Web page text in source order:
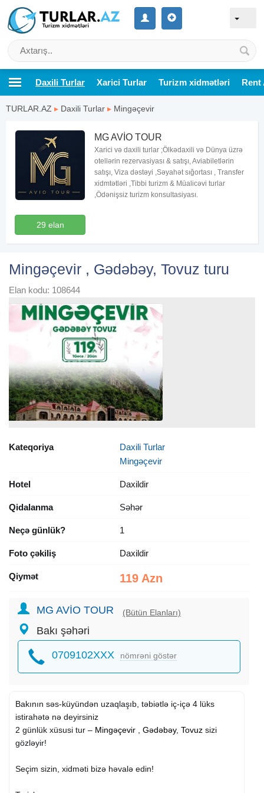
Daxili Turlar Xarici Turlar Turizm xidmətləri Rent
TURLAR.AZ ▸ Daxili Turlar ▸ Mingəçevir
29 elan
MG AVİO TOUR
Xarici və daxili turlar ;Ölkədaxili və Dünya üzrə
otellərin rezervasiyası & satışı, Aviabiletlərin
satışı, Viza dəstəyi ,Səyahət sığortası , Transfer
xidmtətləri ,Tibbi turizm & Müalicəvi turlar
,Ödənişsiz turizm konsultasiyası.
Mingəçevir , Gədəbəy, Tovuz turu
Elan kodu: 108644
Kateqoriya
Daxili Turlar
Mingəçevir
Hotel Daxildir
Qidalanma Səhər
Neçə günlük? 1
Foto çəkiliş Daxildir
Qiymət 119 Azn
MG AVİO TOUR (Bütün Elanları)
Bakı şəhəri
0709102XXX nömrəni göstər
Bakının səs-küyündən uzaqlaşıb, təbiətlə iç-içə 4 lüks
istirahətə nə deyirsiniz
2 günlük xüsusi tur – Mingəçevir Gədəbəy, Tovuz sizi
gözləyir!
Seçim sizin, xidməti bizə həvalə edin!